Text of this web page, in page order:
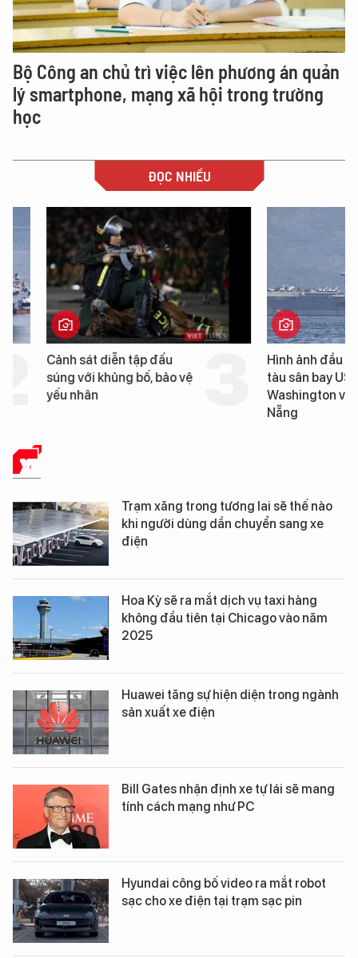
Bộ Công an chủ trì việc lên phương án quản
lý smartphone, mạng xã hội trong trường
học
ĐỌC NHIỀU
Cảnh sát diễn tập đấu
súng với khủng bố, bảo vệ
yếu nhân
Hình ảnh đầu tiên về
tàu sân bay USS
Washington vừa đến
XE
Trạm xăng trong tương lai sẽ thế nào
khi người dùng dần chuyển sang xe
điện
Hoa Kỳ sẽ ra mắt dịch vụ taxi hàng
không đầu tiên tại Chicago vào năm
2025
Huawei tăng sự hiện diện trong ngành
sản xuất xe điện
Bill Gates nhận định xe tự lái sẽ mang
tính cách mạng như PC
Hyundai công bố video ra mắt robot
sạc cho xe điện tại trạm sạc pin